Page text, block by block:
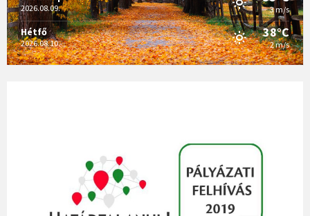
2026.08.09. 3 m/s
Hétfő
2026.08.10.
38°C
2 m/s